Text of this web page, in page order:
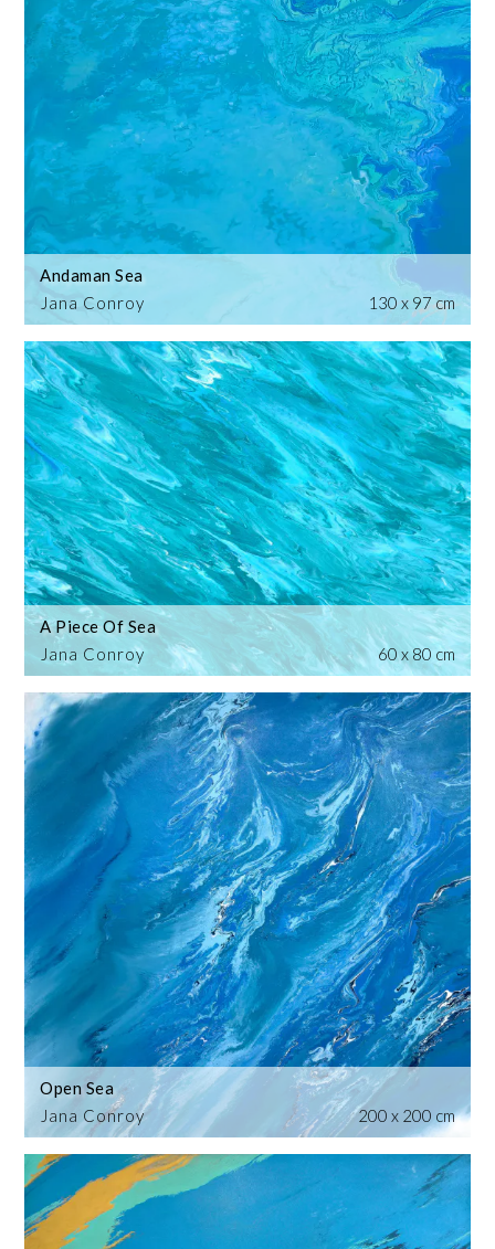
Jana Conroy
Andaman Sea
130 x 97 cm
Jana Conroy
A Piece Of Sea
60 x 80 cm
Jana Conroy
Open Sea
200 x 200 cm